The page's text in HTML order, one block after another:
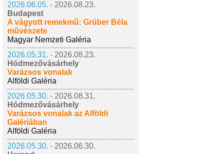
2026.06.05. - 2026.08.23.
Budapest
A vágyott remekmű: Grúber Béla
művészete
Magyar Nemzeti Galéria
2026.05.31. - 2026.08.23.
Hódmezővásárhely
Varázsos vonalak
Alföldi Galéria
2026.05.30. - 2026.08.31.
Hódmezővásárhely
Varázsos vonalak az Alföldi
Galériában
Alföldi Galéria
2026.05.30. - 2026.06.30.